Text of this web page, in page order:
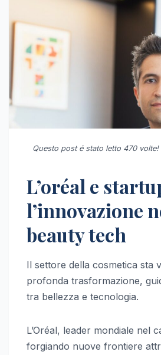
Questo post é stato letto 470 volte!
L’oréal e
l’innovazione
beauty tech
Il settore della cosmetica sta
profonda trasformazione,
tra bellezza e tecnologia.
L’Oréal, leader mondiale nel
forgiando nuove frontiere